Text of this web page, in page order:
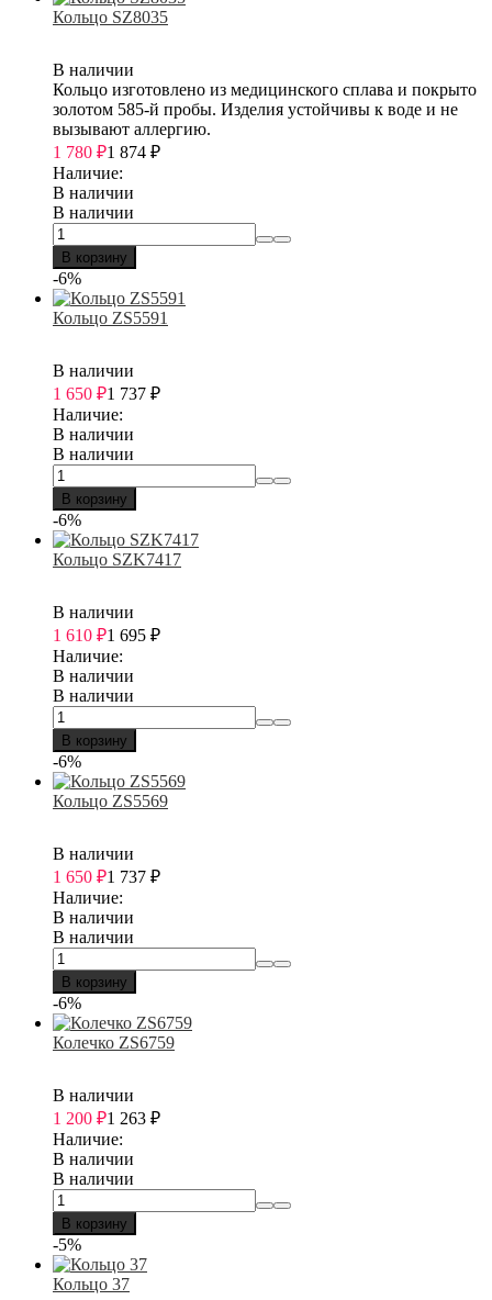
Кольцо SZ8035
В наличии
Кольцо изготовлено из медицинского сплава и покрыто
золотом 585-й пробы. Изделия устойчивы к воде и не
вызывают аллергию.
1 780 ₽1 874 ₽
Наличие:
В наличии
В наличии
В корзину
-6%
Кольцо ZS5591
В наличии
1 650 ₽1 737 ₽
Наличие:
В наличии
В наличии
В корзину
-6%
Кольцо SZK7417
В наличии
1 610 ₽1 695 ₽
Наличие:
В наличии
В наличии
В корзину
-6%
Кольцо ZS5569
В наличии
1 650 ₽1 737 ₽
Наличие:
В наличии
В наличии
В корзину
-6%
Колечко ZS6759
В наличии
1 200 ₽1 263 ₽
Наличие:
В наличии
В наличии
В корзину
-5%
Кольцо 37